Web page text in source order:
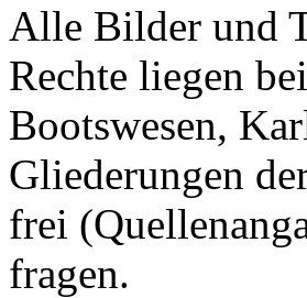
Alle Bilder und
Rechte liegen
Bootswesen,
Gliederungen
frei
fragen.